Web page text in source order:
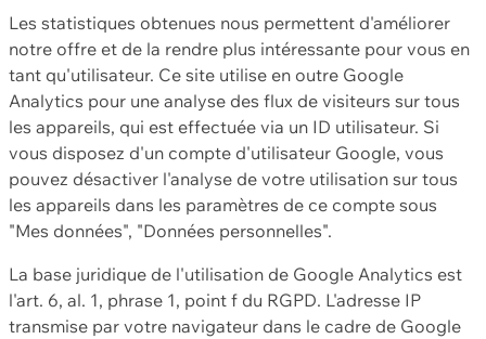
Les statistiques obtenues nous permettent d'améliorer
notre offre et de la rendre plus intéressante pour vous en
tant qu'utilisateur. Ce site utilise en outre Google
Analytics pour une analyse des flux de visiteurs sur tous
les appareils, qui est effectuée via un ID utilisateur. Si
vous disposez d'un compte d'utilisateur Google, vous
pouvez désactiver l'analyse de votre utilisation sur tous
les appareils dans les paramètres de ce compte sous
"Mes données", "Données personnelles".
La base juridique de l'utilisation de Google Analytics est
l'art. 6, al. 1, phrase 1, point f du RGPD. L'adresse IP
transmise par votre navigateur dans le cadre de Google